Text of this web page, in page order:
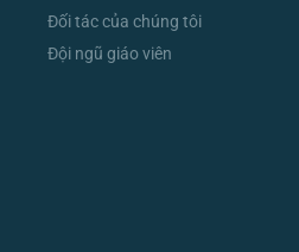
Đối tác của chúng tôi
Đội ngũ giáo viên